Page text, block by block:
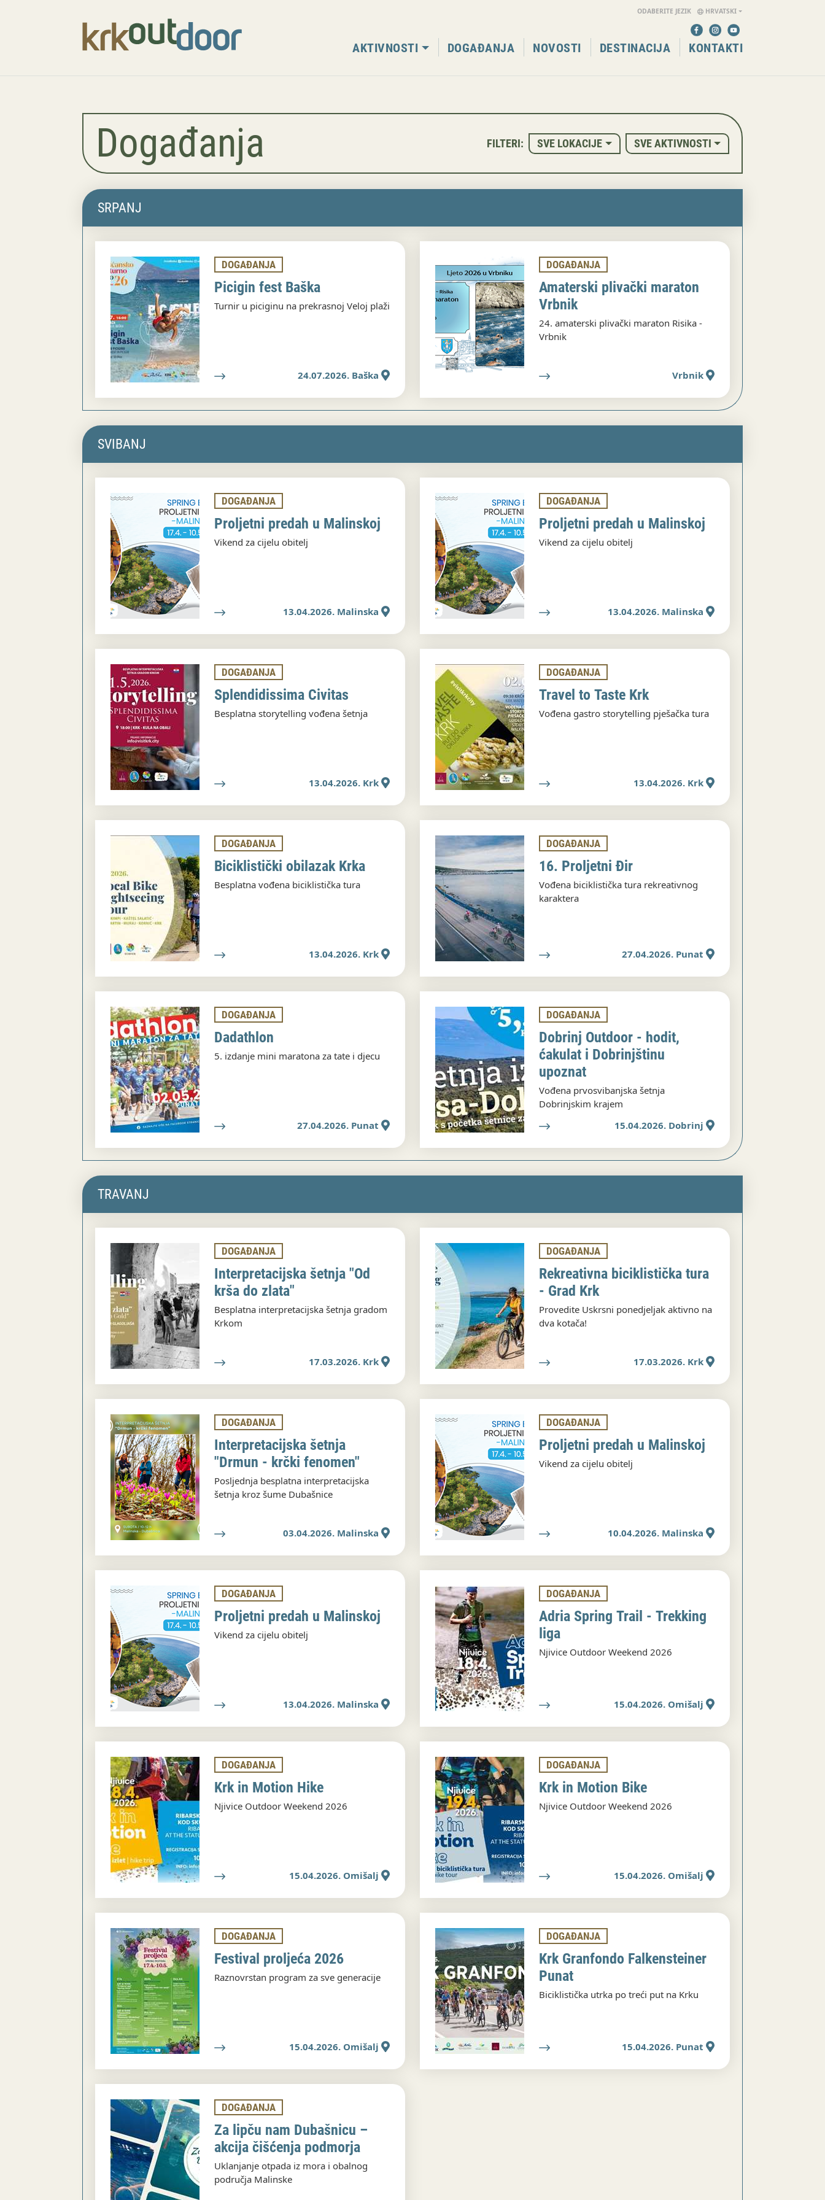
ODABERITE JEZIK HRVATSKI
AKTIVNOSTI DOGAĐANJA NOVOSTI DESTINACIJA KONTAKTI
Događanja FILTERI: SVE LOKACIJE SVE AKTIVNOSTI
SRPANJ
DOGAĐANJA
Picigin fest Baška
Turnir u piciginu na prekrasnoj Veloj plaži
24.07.2026. Baška
DOGAĐANJA
Amaterski plivački maraton
Vrbnik
24. amaterski plivački maraton Risika -
Vrbnik
Vrbnik
SVIBANJ
DOGAĐANJA
Proljetni predah u Malinskoj
Vikend za cijelu obitelj
13.04.2026. Malinska
DOGAĐANJA
Proljetni predah u Malinskoj
Vikend za cijelu obitelj
13.04.2026. Malinska
DOGAĐANJA
Splendidissima Civitas
Besplatna storytelling vođena šetnja
13.04.2026. Krk
DOGAĐANJA
Travel to Taste Krk
Vođena gastro storytelling pješačka tura
13.04.2026. Krk
DOGAĐANJA
Biciklistički obilazak Krka
Besplatna vođena biciklistička tura
13.04.2026. Krk
DOGAĐANJA
16. Proljetni Đir
Vođena biciklistička tura rekreativnog
karaktera
27.04.2026. Punat
DOGAĐANJA
Dadathlon
5. izdanje mini maratona za tate i djecu
27.04.2026. Punat
DOGAĐANJA
Dobrinj Outdoor - hodit,
ćakulat i Dobrinjštinu
upoznat
Vođena prvosvibanjska šetnja
Dobrinjskim krajem
15.04.2026. Dobrinj
TRAVANJ
DOGAĐANJA
Interpretacijska šetnja "Od
krša do zlata"
Besplatna interpretacijska šetnja gradom
Krkom
17.03.2026. Krk
DOGAĐANJA
Rekreativna biciklistička tura
- Grad Krk
Provedite Uskrsni ponedjeljak aktivno na
dva kotača!
17.03.2026. Krk
DOGAĐANJA
Interpretacijska šetnja
"Drmun - krčki fenomen"
Posljednja besplatna interpretacijska
šetnja kroz šume Dubašnice
03.04.2026. Malinska
DOGAĐANJA
Proljetni predah u Malinskoj
Vikend za cijelu obitelj
10.04.2026. Malinska
DOGAĐANJA
Proljetni predah u Malinskoj
Vikend za cijelu obitelj
13.04.2026. Malinska
DOGAĐANJA
Adria Spring Trail - Trekking
liga
Njivice Outdoor Weekend 2026
15.04.2026. Omišalj
DOGAĐANJA
Krk in Motion Hike
Njivice Outdoor Weekend 2026
15.04.2026. Omišalj
DOGAĐANJA
Krk in Motion Bike
Njivice Outdoor Weekend 2026
15.04.2026. Omišalj
DOGAĐANJA
Festival proljeća 2026
Raznovrstan program za sve generacije
15.04.2026. Omišalj
DOGAĐANJA
Krk Granfondo Falkensteiner
Punat
Biciklistička utrka po treći put na Krku
15.04.2026. Punat
DOGAĐANJA
Za lipču nam Dubašnicu –
akcija čišćenja podmorja
Uklanjanje otpada iz mora i obalnog
područja Malinske